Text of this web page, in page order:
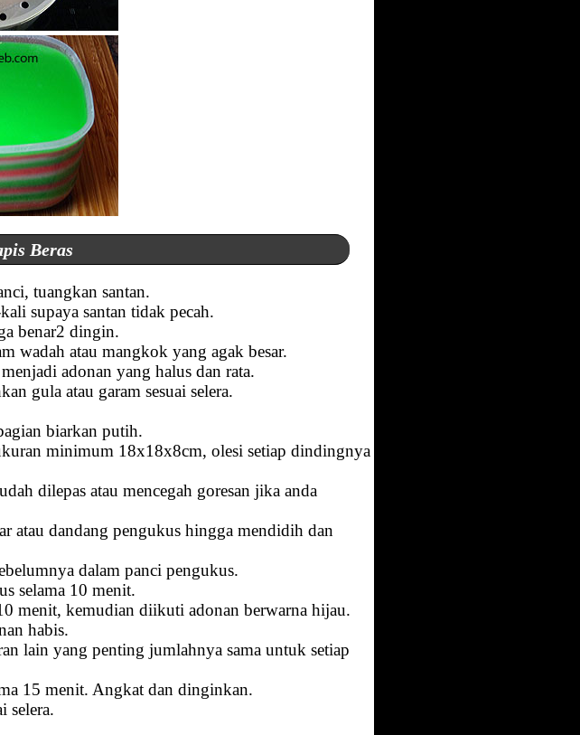
Beras
tuangkan santan.
supaya santan tidak pecah.
benar2 dingin.
wadah atau mangkok yang agak besar.
adonan yang halus dan rata.
gula atau garam sesuai selera.
biarkan putih.
minimum 18x18x8cm, olesi setiap dindingnya
dilepas atau mencegah goresan jika anda
atau dandang pengukus hingga mendidih dan
dalam panci pengukus.
selama 10 menit.
menit, kemudian diikuti adonan berwarna hijau.
habis.
lain yang penting jumlahnya sama untuk setiap
15 menit. Angkat dan dinginkan.
selera.